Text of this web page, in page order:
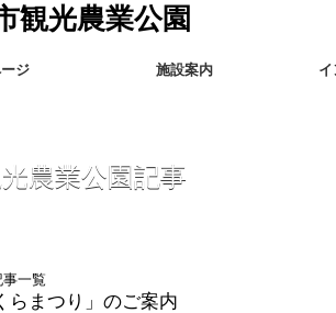
ージ 施設案内
農業公園記事
一覧
らまつり」のご案内